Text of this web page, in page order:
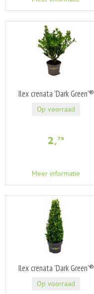
Ilex crenata 'Dark Green'®
2,79
Meer informatie
Op voorraad
Ilex crenata 'Dark Green'®
Op voorraad